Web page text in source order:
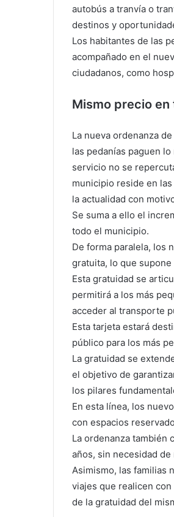
autobús a tranvía o
destinos y
Los habitantes de las
acompañado en el
ciudadanos, como
Mismo precio
La nueva ordenanza
las pedanías paguen
servicio no se
municipio reside en
la actualidad con
Se suma a ello el
todo el municipio.
De forma paralela, los
gratuita, lo que
Esta gratuidad se
permitirá a los más
acceder al transporte
Esta tarjeta estará
público para los más
La gratuidad se
el objetivo de
los pilares
En esta línea, los
con espacios
La ordenanza también
años, sin necesidad
Asimismo, las familias
viajes que realicen
de la gratuidad del